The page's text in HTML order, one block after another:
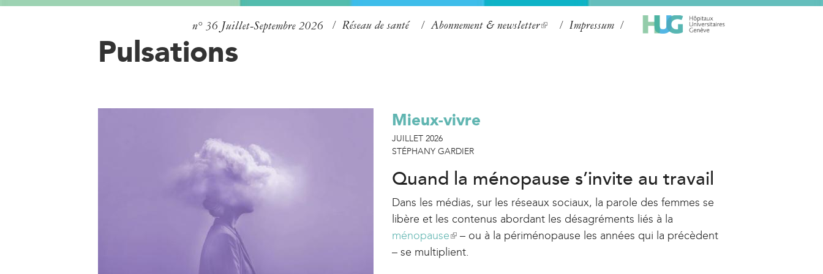
au
n° 36 Juillet-Septembre 2026 Réseau de santé Abonnement & newsletter(
e
r
Impressum
Pulsations
Mieux-vivre
JUILLET 2026
STÉPHANY GARDIER
Quand la ménopause s’invite au travail
Dans les médias, sur les réseaux sociaux, la parole des femmes se
libère et les contenus abordant les désagréments liés à la
ménopause(
l
– ou à la périménopause les années qui la précèdent
– se multiplient.